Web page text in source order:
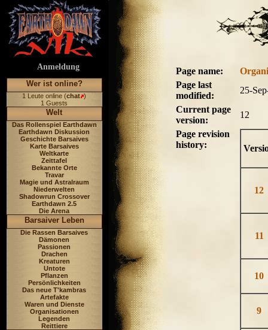
Anmeldung
Wer ist online?
1 Leute online (chat )
1 Guests
Welt
Das Rollenspiel Earthdawn
Earthdawn Diskussion
Geschichte Barsaives
Karte Barsaives
Weltkarte
Zeittafel
Bekannte Orte
Travar
Magie und Astralraum
Niederwelten
Shadowrun Crossover
Earthdawn 2.5
Die Arena
Barsaiver Leben
Die Rassen Barsaives
Dämonen
Passionen
Drachen
Kreaturen
Untote
Pflanzen
Persönlichkeiten
Das neue T'kambras
Artefakte
Waren und Dienste
Organisationen
Legenden
Reittiere
Page name:
Page last
modified:
25-
Current page
version:
12
Page revision
history:
12
11
10
9